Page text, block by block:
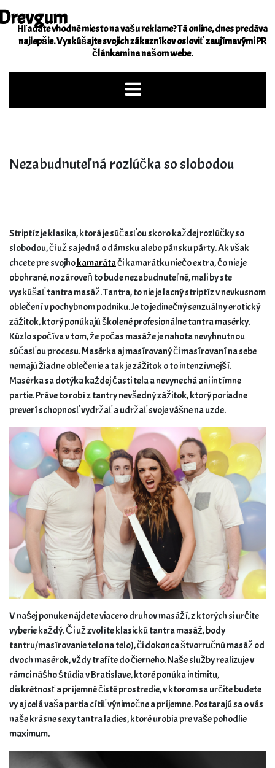
Skip
to
content
Hľadáte vhodné miesto na vašu reklame? Tá online, dnes predáva
najlepšie. Vyskúšajte svojich zákazníkov osloviť zaujímavými PR
článkami na našom webe.
Nezabudnuteľná rozlúčka so slobodou
Striptíz je klasika, ktorá je súčasťou skoro každej rozlúčky so
slobodou, či už sa jedná o dámsku alebo pánsku párty. Ak však
chcete pre svojhokamarátači kamarátku niečo extra, čo nie je
obohrané, no zároveň to bude nezabudnuteľné, mali by ste
vyskúšať tantra masáž. Tantra, to nie je lacný striptíz v nevkusnom
oblečení v pochybnom podniku. Je to jedinečný senzuálny erotický
zážitok, ktorý ponúkajú školené profesionálne tantra masérky.
Kúzlo spočíva v tom, že počas masáže je nahota nevyhnutnou
súčasťou procesu. Masérka aj masírovaný či masírovaní na sebe
nemajú žiadne oblečenie a tak je zážitok o to intenzívnejší.
Masérka sa dotýka každej časti tela a nevynechá ani intímne
partie. Práve to robí z tantry nevšedný zážitok, ktorý poriadne
preverí schopnosť vydržať a udržať svoje vášne na uzde.
V našej ponuke nájdete viacero druhov masáží, z ktorých si určite
vyberie každý. Či už zvolíte klasickú tantra masáž, body
tantru/masírovanie telo na telo), či dokonca štvorručnú masáž od
dvoch masérok, vždy trafíte do čierneho. Naše služby realizuje v
rámci nášho štúdia v Bratislave, ktoré ponúka intimitu,
diskrétnosť a príjemné čisté prostredie, v ktorom sa určite budete
vy aj celá vaša partia cítiť výnimočne a príjemne. Postarajú sa o vás
naše krásne sexy tantra ladies, ktoré urobia pre vaše pohodlie
maximum.